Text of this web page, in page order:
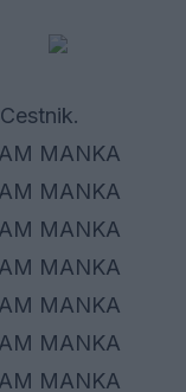
MANKA
MANKA
MANKA
MANKA
MANKA
MANKA
MANKA